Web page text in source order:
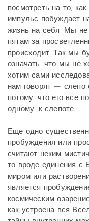
посмотреть на то,
импульс побуждает
жизнь на себя. Мы не
пятам за
происходит. Так мы
означать, что мы не
хотим сами
нам говорят — слепо
потому, что его все
одному: к слепоте.
Еще одно
пробуждения или
считают неким
то вроде единения
миром или
является
космическим
как устроена вся